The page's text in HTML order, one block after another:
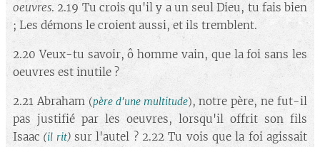
oeuvres. 2.19 Tu crois qu'il y a un seul Dieu, tu fais bien
; Les démons le croient aussi, et ils tremblent.
2.20 Veux-tu savoir, ô homme vain, que la foi sans les
oeuvres est inutile ?
2.21 Abraham (père d'une multitude), notre père, ne fut-il
pas justifié par les oeuvres, lorsqu'il offrit son fils
Isaac (il rit)sur l'autel ? 2.22 Tu vois que la foi agissait